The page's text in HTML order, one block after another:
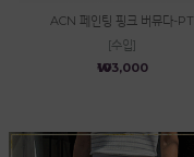
ACN 페인팅 핑크 버뮤다-PT
[수입]
₩103,000